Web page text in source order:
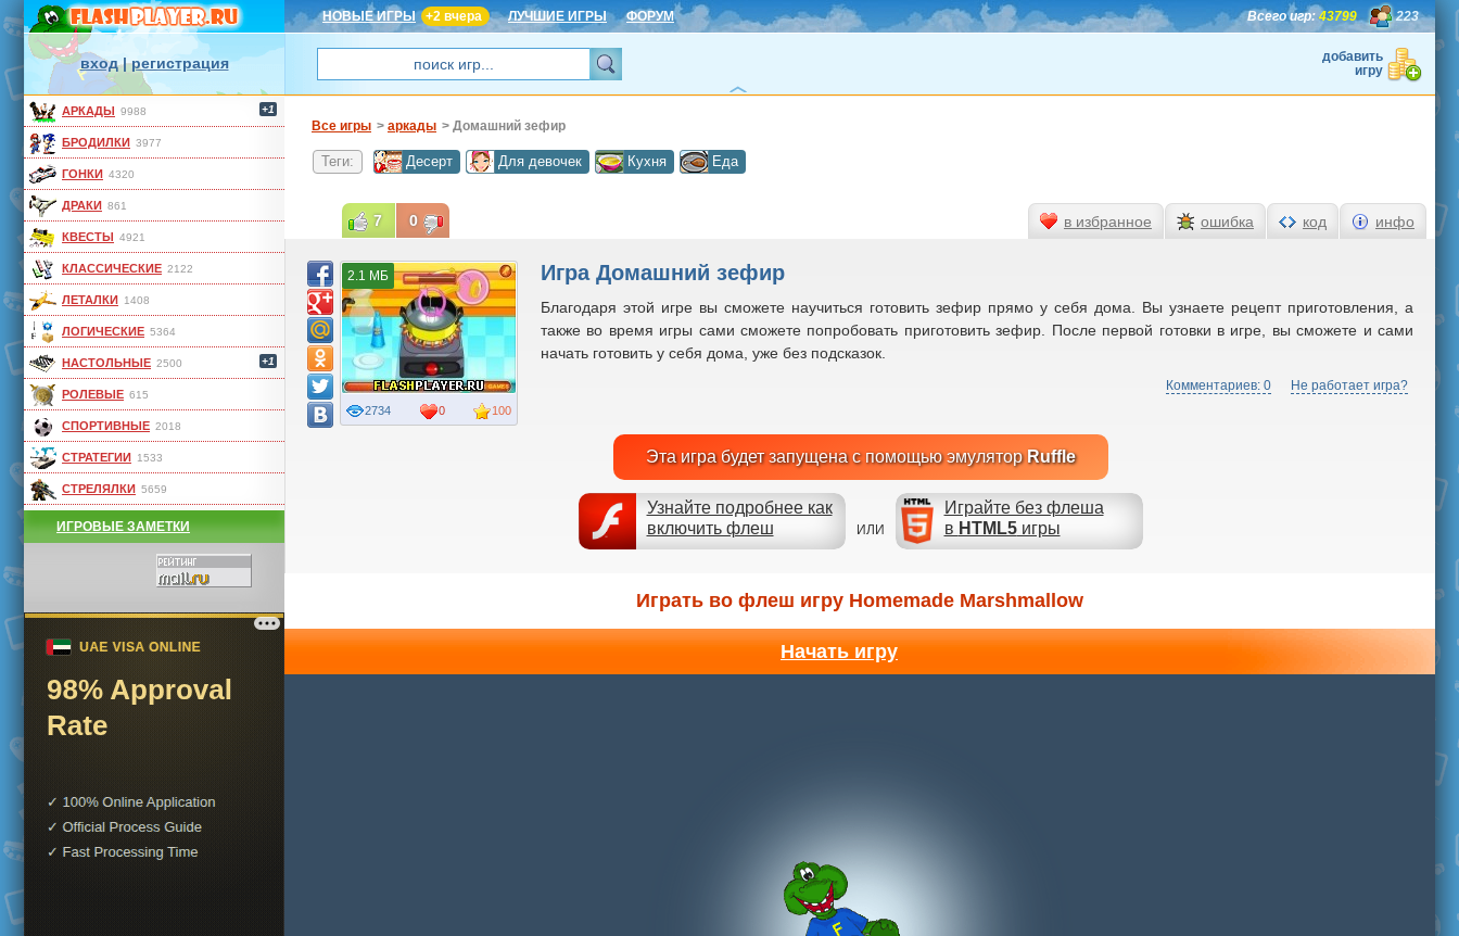
НОВЫЕ ИГРЫ +2 вчера ЛУЧШИЕ ИГРЫ ФОРУМ 223
Всего игр:43799
вход|регистрация
добавить
игру
АРКАДЫ 9988 +1
БРОДИЛКИ 3977
ГОНКИ 4320
ДРАКИ 861
КВЕСТЫ 4921
КЛАССИЧЕСКИЕ 2122
ЛЕТАЛКИ 1408
ЛОГИЧЕСКИЕ 5364
НАСТОЛЬНЫЕ 2500 +1
РОЛЕВЫЕ 615
СПОРТИВНЫЕ 2018
СТРАТЕГИИ 1533
СТРЕЛЯЛКИ 5659
ИГРОВЫЕ ЗАМЕТКИ
Все игры > аркады > Домашний зефир
Теги: Десерт Для девочек Кухня Еда
Игра Домашний зефир
Благодаря этой игре вы сможете научиться готовить зефир прямо у себя дома. Вы узнаете рецепт приготовления, а
также во время игры сами сможете попробовать приготовить зефир. После первой готовки в игре, вы сможете и сами
начать готовить у себя дома, уже без подсказок.
Комментариев: 0 Не работает игра?
Эта игра будет запущена с помощью эмулятор Ruffle
Узнайте подробнее как
включить флеш
ИЛИ
Играйте без флеша
в HTML5игры
100
2734 0
2.1 МБ
7 0 в избранное ошибка код инфо
Играть во флеш игру Homemade Marshmallow
Начать игру